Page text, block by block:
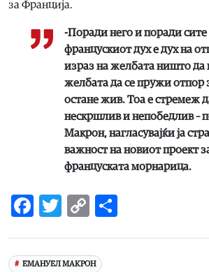
за Франција.
-Поради него и поради сите
францускиот дух е дух на
израз на желбата ништо да
желбата да се пружи отпор
остане жив. Тоа е стремеж
нескршлив и непобедлив –
Макрон, нагласувајќи ја
важност на новиот проект
француската морнарица.
Facebook
Twitter
Copy
ЕМАНУЕЛ МАКРОН